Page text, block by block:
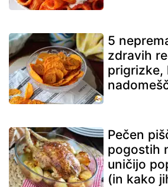
5
zdravih
prigrizke,
Pečen
pogostih
uničijo
(in kako